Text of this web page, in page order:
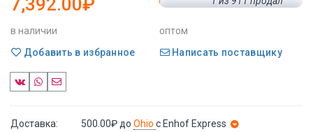
7,392.00₽
в наличии
оптом
Добавить в избранное
Написать поставщику
Доставка: 500.00₽ до Ohio с Enhof Express